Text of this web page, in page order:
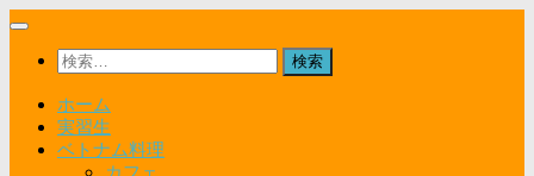
コ
検
索:
ホーム
実習生
ベトナム料理
カフェ